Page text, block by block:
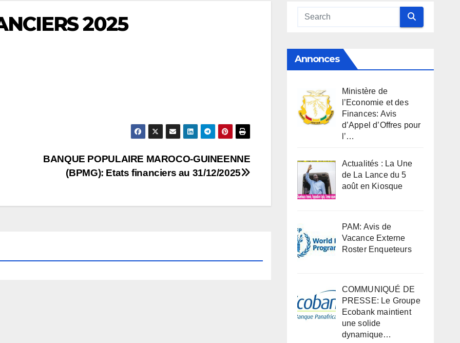
2025
BANQUE POPULAIRE MAROCO-GUINEENNE
(BPMG): Etats financiers au 31/12/2025
Annonces
Ministère de
l’Economie et des
Finances: Avis
d’Appel d’Offres pour
l’…
Actualités : La Une
de La Lance du 5
août en Kiosque
PAM: Avis de
Vacance Externe
Roster Enqueteurs
COMMUNIQUÉ DE
PRESSE: Le Groupe
Ecobank maintient
une solide
dynamique…